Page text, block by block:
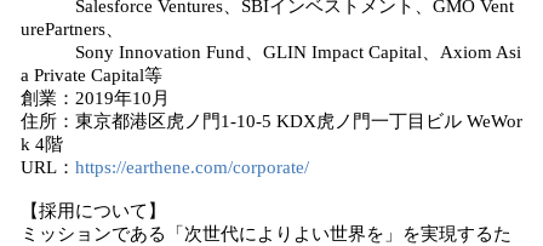
Salesforce Ventures、SBIインベストメント、GMO Vent
urePartners、
Sony Innovation Fund、GLIN Impact Capital、Axiom Asi
a Private Capital等
創業：2019年10月
住所：東京都港区虎ノ門1-10-5 KDX虎ノ門一丁目ビル WeWor
k 4階
URL： https://earthene.com/corporate/
【採用について】
ミッションである「次世代によりよい世界を」を実現するた